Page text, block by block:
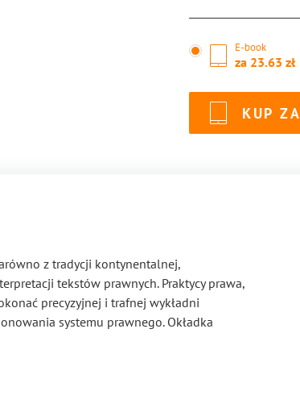
E-book
za 23.63
KUP ZA
z tradycji kontynentalnej,
tekstów prawnych. Praktycy prawa,
precyzyjnej i trafnej wykładni
systemu prawnego. Okładka